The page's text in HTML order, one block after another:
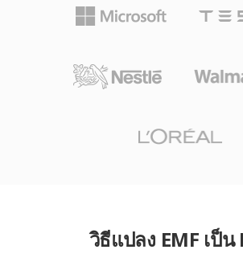
วิธีแปลง EMF เป็น